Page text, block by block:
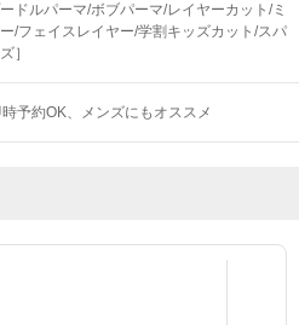
ドルパーマ/ボブパーマ/レイヤーカット/ミ
/フェイスレイヤー/学割キッズカット/スパ
］
時予約OK メンズにもオススメ